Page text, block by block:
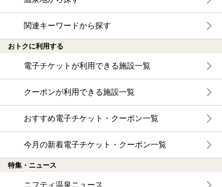
関連キーワードから探す
おトクに利用する
電子チケットが利用できる施設一覧
クーポンが利用できる施設一覧
おすすめ電子チケット・クーポン一覧
今月の新着電子チケット・クーポン一覧
特集・ニュース
ニフティ温泉ニュース